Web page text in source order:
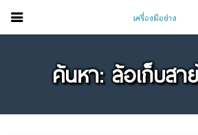
ค้นหา: ล้อเก็บสา